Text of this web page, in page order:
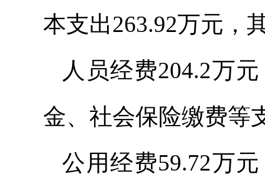
本支出263.92万元，
人员经费204.2万
金、社会保险缴费等
公用经费59.72万